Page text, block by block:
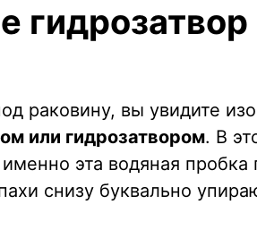
раковину, вы увидите
или гидрозатвором. В
эта водяная пробка
снизу буквально